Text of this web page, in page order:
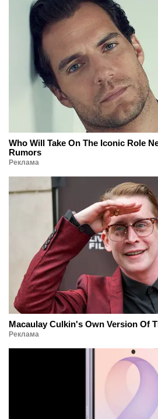
Who Will Take On The Iconic Role
Rumors
Реклама
Macaulay Culkin's Own Version Of
Реклама